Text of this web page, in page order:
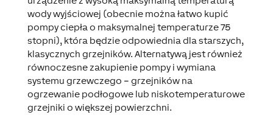
wody wyjściowej (obecnie można łatwo kupić
pompy ciepła o maksymalnej temperaturze 75
stopni), która będzie odpowiednia dla starszych,
klasycznych grzejników. Alternatywą jest również
równoczesne zakupienie pompy i wymiana
systemu grzewczego – grzejników na
ogrzewanie podłogowe lub niskotemperaturowe
grzejniki o większej powierzchni.